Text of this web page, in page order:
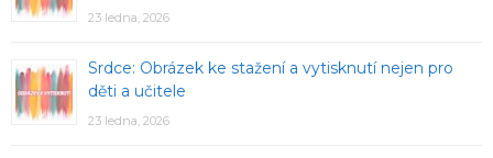
23 ledna, 2026
Srdce: Obrázek ke stažení a vytisknutí nejen pro
děti a učitele
23 ledna, 2026